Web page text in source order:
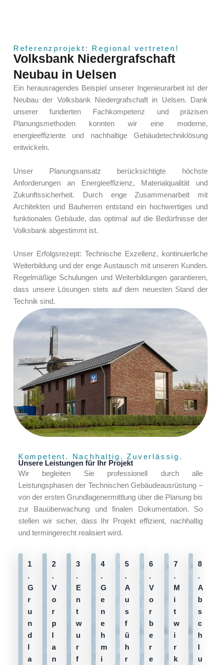
Referenzprojekt: Regional vertreten!
Volksbank Niedergrafschaft
Neubau in Uelsen
Ein herausragendes Beispiel unserer Ingenieurarbeit ist der
Neubau der Volksbank Niedergrafschaft in Uelsen. Dank
unserer fundierten Fachkompetenz und präzisen
Planungsmethoden konnten wir eine moderne,
energieeffiziente und nachhaltige Gebäudetechniklösung
entwickeln.
Unser Planungsansatz berücksichtigte höchste
Anforderungen an Energieeffizienz, Materialqualität und
Zukunftssicherheit. Durch enge Zusammenarbeit mit
Architekten und Bauherren entstand ein hochwertiges und
funktionales Gebäude, das optimal auf die Bedürfnisse der
Volksbank abgestimmt ist.
Unser Erfolgsrezept: Technische Exzellenz, kontinuierliche
Weiterbildung und der enge Austausch mit unseren Kunden.
Regelmäßige Schulungen und Weiterbildungen garantieren,
dass unsere Lösungen stets auf dem neuesten Stand der
Technik sind.
1
.
G
r
u
n
d
a
2
.
V
o
r
p
a
n
3
.
E
n
t
w
u
r
f
4
.
G
e
n
e
h
m
i
5
.
A
u
s
f
ü
h
r
6
.
V
o
r
b
e
r
e
7
.
M
i
t
w
i
r
k
8
.
A
b
s
c
h
u
Kompetent. Nachhaltig. Zuverlässig.
Unsere Leistungen für Ihr Projekt
Wir begleiten Sie professionell durch alle
Leistungsphasen der Technischen Gebäudeausrüstung –
von der ersten Grundlagenermittlung über die Planung bis
zur Bauüberwachung und finalen Dokumentation. So
stellen wir sicher, dass Ihr Projekt effizient, nachhaltig
und termingerecht realisiert wird.